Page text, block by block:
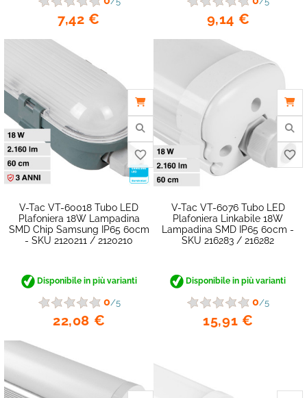
favorite_border
7,42 € 9,14 €
V-Tac VT-60018 Tubo LED
Plafoniera 18W Lampadina
SMD Chip Samsung IP65 60cm
- SKU 2120211 / 2120210
Disponibile in più varianti
0/5
22,08 €
V-Tac VT-6076 Tubo LED
Plafoniera Linkabile 18W
Lampadina SMD IP65 60cm -
SKU 216283 / 216282
Disponibile in più varianti
0/5
15,91 €